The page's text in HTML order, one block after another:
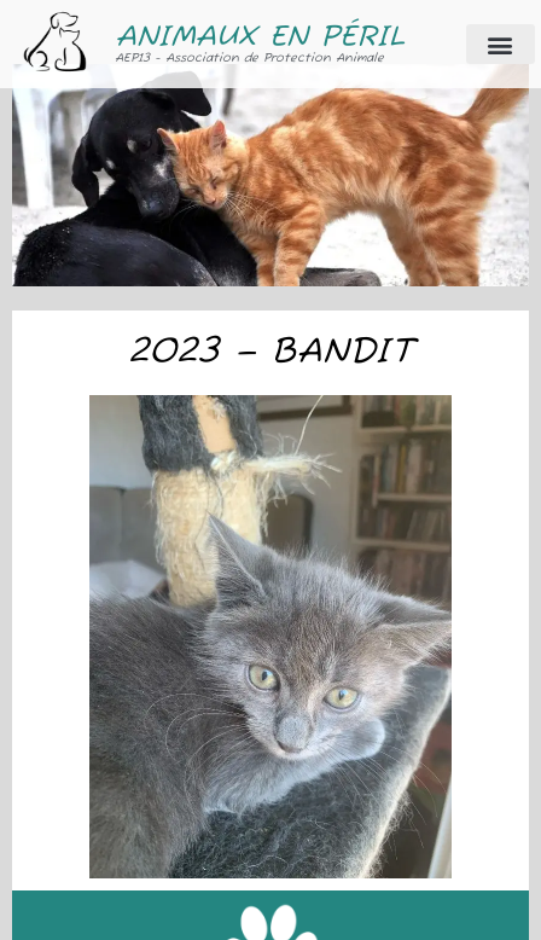
ANIMAUX EN PÉRIL
AEP13 - Association de Protection Animale
2023 – BANDIT